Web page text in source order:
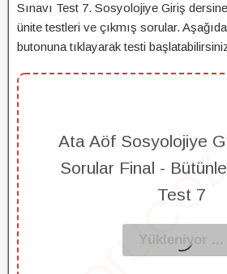
Sınavı Test 7. Sosyolojiye Giriş
ünite testleri ve çıkmış sorular.
butonuna tıklayarak testi
Ata Aöf Sosyolojiye
Sorular Final -
Test 7